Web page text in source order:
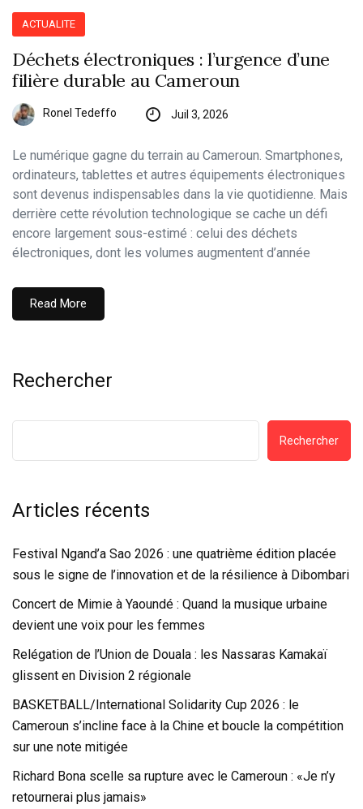
ACTUALITE
Déchets électroniques : l’urgence d’une
filière durable au Cameroun
Ronel Tedeffo Juil 3, 2026
Le numérique gagne du terrain au Cameroun. Smartphones,
ordinateurs, tablettes et autres équipements électroniques
sont devenus indispensables dans la vie quotidienne. Mais
derrière cette révolution technologique se cache un défi
encore largement sous-estimé : celui des déchets
électroniques, dont les volumes augmentent d’année
Read More
Rechercher
Rechercher
Articles récents
Festival Ngand’a Sao 2026 : une quatrième édition placée
sous le signe de l’innovation et de la résilience à Dibombari
Concert de Mimie à Yaoundé : Quand la musique urbaine
devient une voix pour les femmes
Relégation de l’Union de Douala : les Nassaras Kamakaï
glissent en Division 2 régionale
BASKETBALL/International Solidarity Cup 2026 : le
Cameroun s’incline face à la Chine et boucle la compétition
sur une note mitigée
Richard Bona scelle sa rupture avec le Cameroun : «Je n’y
retournerai plus jamais»